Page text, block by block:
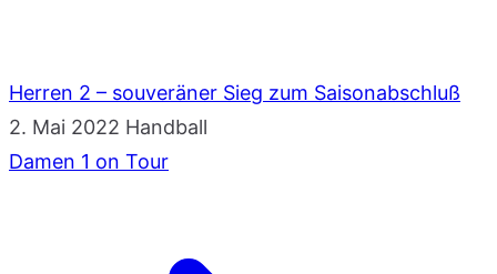
Herren 2 – souveräner Sieg zum Saisonabschluß
2. Mai 2022 Handball
Damen 1 on Tour